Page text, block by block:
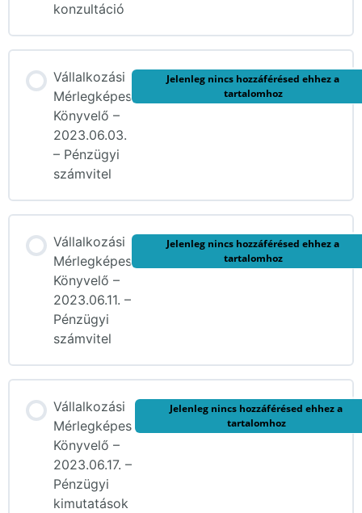
konzultáció
Vállalkozási
Mérlegképes
Könyvelő –
2023.06.03.
– Pénzügyi
számvitel
Jelenleg nincs hozzáférésed ehhez a
tartalomhoz
Vállalkozási
Mérlegképes
Könyvelő –
2023.06.11. –
Pénzügyi
számvitel
Jelenleg nincs hozzáférésed ehhez a
tartalomhoz
Vállalkozási
Mérlegképes
Könyvelő –
2023.06.17. –
Pénzügyi
kimutatások
Jelenleg nincs hozzáférésed ehhez a
tartalomhoz